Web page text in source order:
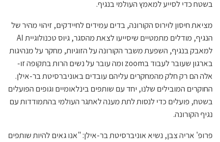
בשטח כדי לסייע למאמץ העולמי בנגיף.
מציאת חיסון לוירוס הקורונה, בדים עמידים לחיידקים, זיהוי מהיר של
הנגיף, מודלים מתמטיים שיסייעו לצאת מהסגר, גיוס טכנולוגיית AI
למאבק בנגיף, השפעת משבר הקורונה על הזוגיות, מחקר על מנהיגות
בארגון שעובר לעבוד בzoom ומה עובר על נשים הרות בתקופה זו-
אלה הם רק חלק מהמחקרים עליהם עובדים באוניברסיטת בר-אילן.
החוקרים המובילים שלנו, יחד עם שותפים בינלאומיים וגופים הפועלים
בשטח, פועלים כדי לנסות לתת מענה לאתגר העולמי בהתמודדות עם
נגיף הקורונה.
פרופ' אריה צבן, נשיא אוניברסיטת בר-אילן: "אנו גאים להיות שותפים